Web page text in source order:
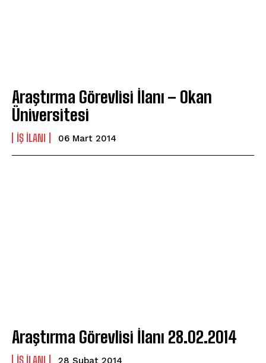
Araştırma Görevlisi İlanı – Okan
Üniversitesi
IŞ ILANI 06 Mart 2014
Araştırma Görevlisi İlanı 28.02.2014
IŞ ILANI 28 Şubat 2014